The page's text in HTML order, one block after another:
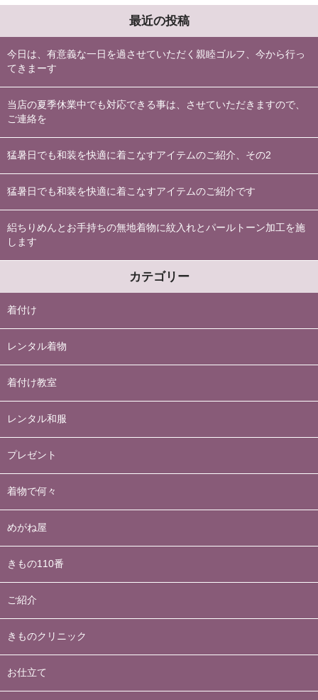
最近の投稿
今日は、有意義な一日を過させていただく親睦ゴルフ、今から行っ
てきまーす
当店の夏季休業中でも対応できる事は、させていただきますので、
ご連絡を
猛暑日でも和装を快適に着こなすアイテムのご紹介、その2
猛暑日でも和装を快適に着こなすアイテムのご紹介です
絽ちりめんとお手持ちの無地着物に紋入れとパールトーン加工を施
します
カテゴリー
着付け
レンタル着物
着付け教室
レンタル和服
プレゼント
着物で何々
めがね屋
きもの110番
ご紹介
きものクリニック
お仕立て